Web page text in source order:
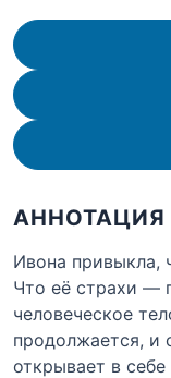
АННОТАЦИЯ
Ивона привыкла,
Что её страхи —
человеческое
продолжается, и
открывает в